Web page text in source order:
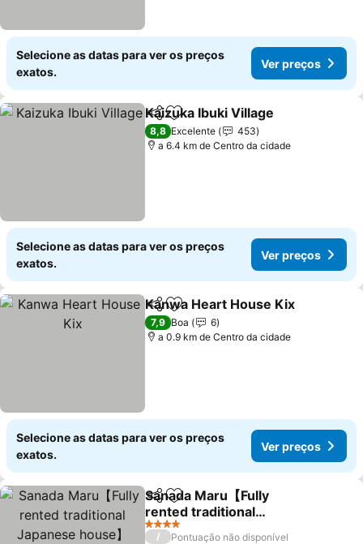
Selecione as datas para ver os preços
exatos.
Ver preços
PartilharAdicionar aos favoritos
Kaizuka Ibuki Village
8,8 Excelente
453
a 6.4 km de Centro da cidade
Selecione as datas para ver os preços
exatos.
Ver preços
PartilharAdicionar aos favoritos
Kanwa Heart House Kix
7,9 Boa
6
a 0.9 km de Centro da cidade
Selecione as datas para ver os preços
exatos.
Ver preços
PartilharAdicionar aos favoritos
Sanada Maru【Fully
rented traditional
Japanese house】
Ver preços
4 Estrelas
/
Pontuação não disponível